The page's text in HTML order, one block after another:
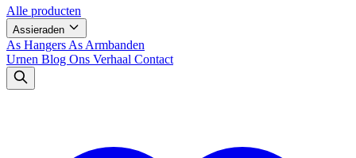
Alle producten
Assieraden
As Hangers As Armbanden
Urnen Blog Ons Verhaal Contact